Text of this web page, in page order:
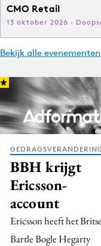
CMO Retail
13 oktober 2026 ·
Bekijk alle evenementen
BBH krijgt
Ericsson-
account
Ericsson heeft het Britse
Bartle Bogle Hegarty